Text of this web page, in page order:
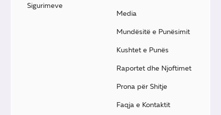
Sigurimeve
Media
Mundësitë e Punësimit
Kushtet e Punës
Raportet dhe Njoftimet
Prona për Shitje
Faqja e Kontaktit